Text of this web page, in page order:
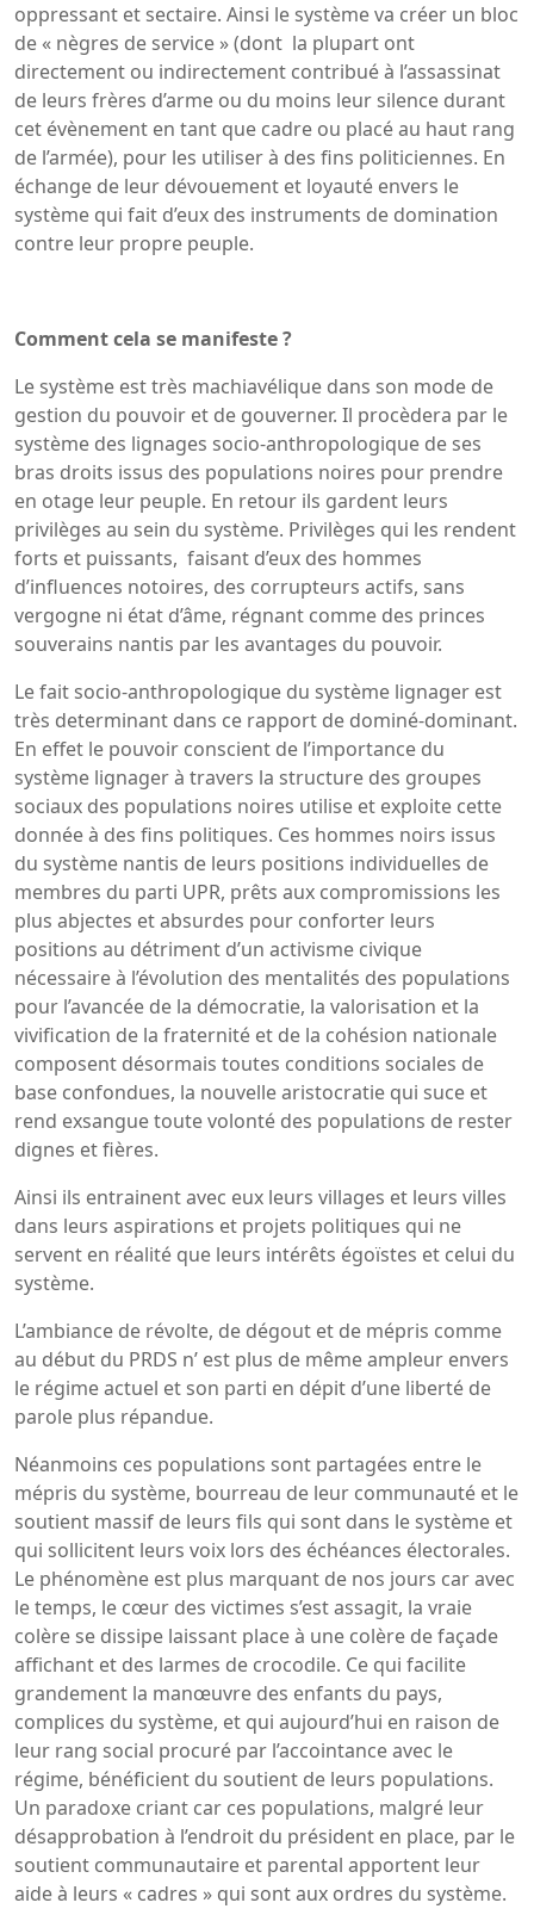
oppressant et sectaire. Ainsi le système va créer un bloc
de « nègres de service » (dont la plupart ont
directement ou indirectement contribué à l’assassinat
de leurs frères d’arme ou du moins leur silence durant
cet évènement en tant que cadre ou placé au haut rang
de l’armée), pour les utiliser à des fins politiciennes. En
échange de leur dévouement et loyauté envers le
système qui fait d’eux des instruments de domination
contre leur propre peuple.
Comment cela se manifeste ?
Le système est très machiavélique dans son mode de
gestion du pouvoir et de gouverner. Il procèdera par le
système des lignages socio-anthropologique de ses
bras droits issus des populations noires pour prendre
en otage leur peuple. En retour ils gardent leurs
privilèges au sein du système. Privilèges qui les rendent
forts et puissants, faisant d’eux des hommes
d’influences notoires, des corrupteurs actifs, sans
vergogne ni état d’âme, régnant comme des princes
souverains nantis par les avantages du pouvoir.
Le fait socio-anthropologique du système lignager est
très determinant dans ce rapport de dominé-dominant.
En effet le pouvoir conscient de l’importance du
système lignager à travers la structure des groupes
sociaux des populations noires utilise et exploite cette
donnée à des fins politiques. Ces hommes noirs issus
du système nantis de leurs positions individuelles de
membres du parti UPR, prêts aux compromissions les
plus abjectes et absurdes pour conforter leurs
positions au détriment d’un activisme civique
nécessaire à l’évolution des mentalités des populations
pour l’avancée de la démocratie, la valorisation et la
vivification de la fraternité et de la cohésion nationale
composent désormais toutes conditions sociales de
base confondues, la nouvelle aristocratie qui suce et
rend exsangue toute volonté des populations de rester
dignes et fières.
Ainsi ils entrainent avec eux leurs villages et leurs villes
dans leurs aspirations et projets politiques qui ne
servent en réalité que leurs intérêts égoïstes et celui du
système.
L’ambiance de révolte, de dégout et de mépris comme
au début du PRDS n’ est plus de même ampleur envers
le régime actuel et son parti en dépit d’une liberté de
parole plus répandue.
Néanmoins ces populations sont partagées entre le
mépris du système, bourreau de leur communauté et le
soutient massif de leurs fils qui sont dans le système et
qui sollicitent leurs voix lors des échéances électorales.
Le phénomène est plus marquant de nos jours car avec
le temps, le cœur des victimes s’est assagit, la vraie
colère se dissipe laissant place à une colère de façade
affichant et des larmes de crocodile. Ce qui facilite
grandement la manœuvre des enfants du pays,
complices du système, et qui aujourd’hui en raison de
leur rang social procuré par l’accointance avec le
régime, bénéficient du soutient de leurs populations.
Un paradoxe criant car ces populations, malgré leur
désapprobation à l’endroit du président en place, par le
soutient communautaire et parental apportent leur
aide à leurs « cadres » qui sont aux ordres du système.